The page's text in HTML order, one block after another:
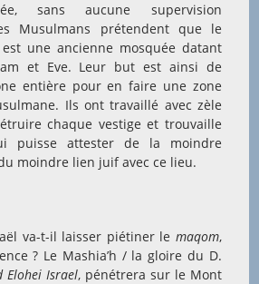
sans aucune supervision
Musulmans prétendent que le
une ancienne mosquée datant
et Eve. Leur but est ainsi de
entière pour en faire une zone
Ils ont travaillé avec zèle
chaque vestige et trouvaille
puisse attester de la moindre
moindre lien juif avec ce lieu.
va-t-il laisser piétiner le maqom,
? Le Mashia’h / la gloire du D.
Elohei Israel, pénétrera sur le Mont